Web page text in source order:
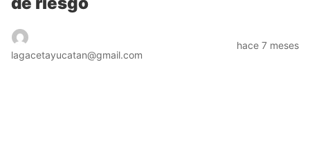
lagacetayucatan@gmail.com
hace 7 meses